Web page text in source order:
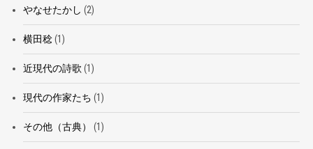
やなせたかし (2)
横田稔(1)
近現代の詩歌 (1)
現代の作家たち (1)
その他（古典） (1)